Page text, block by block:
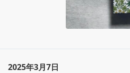
2025年3月7日